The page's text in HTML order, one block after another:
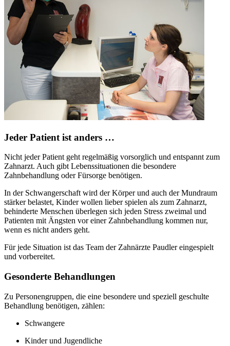
Jeder Patient ist anders …
Nicht jeder Patient geht regelmäßig vorsorglich und entspannt zum
Zahnarzt. Auch gibt Lebenssituationen die besondere
Zahnbehandlung oder Fürsorge benötigen.
In der Schwangerschaft wird der Körper und auch der Mundraum
stärker belastet, Kinder wollen lieber spielen als zum Zahnarzt,
behinderte Menschen überlegen sich jeden Stress zweimal und
Patienten mit Ängsten vor einer Zahnbehandlung kommen nur,
wenn es nicht anders geht.
Für jede Situation ist das Team der Zahnärzte Paudler eingespielt
und vorbereitet.
Gesonderte Behandlungen
Zu Personengruppen, die eine besondere und speziell geschulte
Behandlung benötigen, zählen:
Schwangere
Kinder und Jugendliche